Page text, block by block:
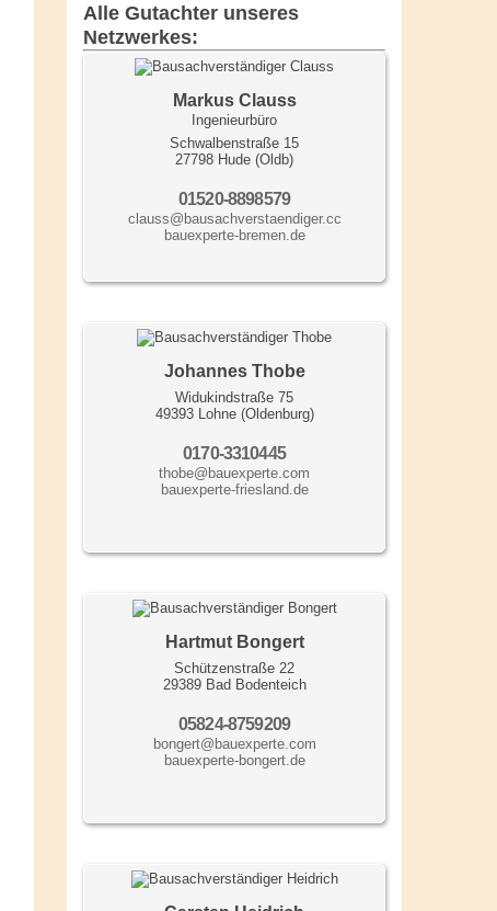
Alle Gutachter unseres
Netzwerkes:
Markus Clauss
Ingenieurbüro
Schwalbenstraße 15
27798 Hude (Oldb)
01520-8898579
clauss@bausachverstaendiger.cc
bauexperte-bremen.de
Johannes Thobe
Widukindstraße 75
49393 Lohne (Oldenburg)
0170-3310445
thobe@bauexperte.com
bauexperte-friesland.de
Hartmut Bongert
Schützenstraße 22
29389 Bad Bodenteich
05824-8759209
bongert@bauexperte.com
bauexperte-bongert.de